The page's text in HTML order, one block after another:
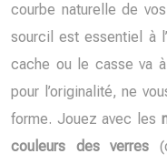
courbe naturelle de
sourcil est essentiel à
cache ou le casse va à
pour l’originalité, ne
forme. Jouez avec les
couleurs des verres